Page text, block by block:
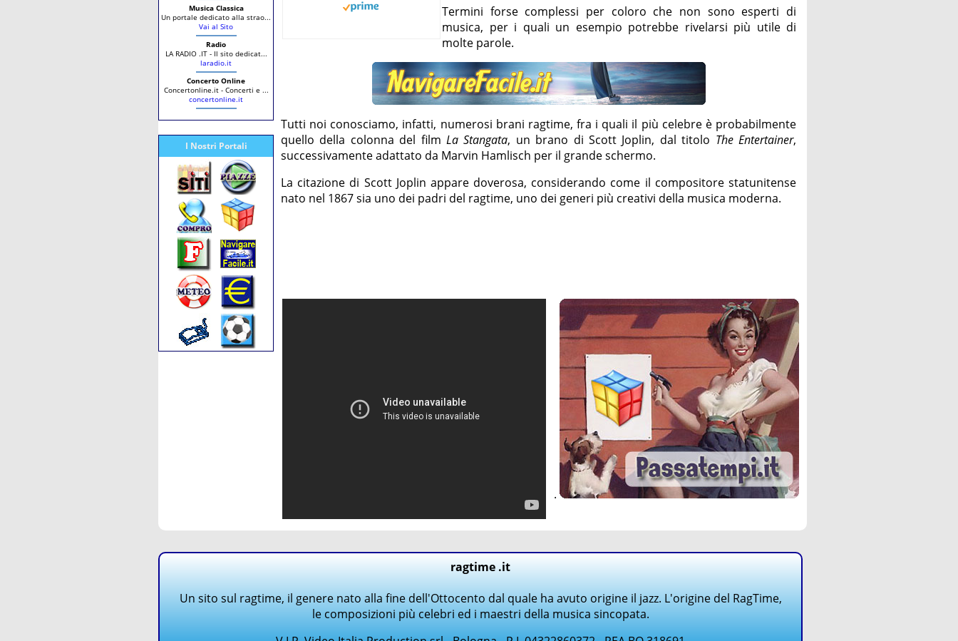
Musica Classica
Un portale dedicato alla strao...
Vai al Sito
Radio
LA RADIO .IT - Il sito dedicat...
laradio.it
Concerto Online
Concertonline.it - Concerti e ...
concertonline.it
I Nostri Portali
Termini forse complessi per coloro che non sono esperti di
musica, per i quali un esempio potrebbe rivelarsi più utile di
molte parole.
Tutti noi conosciamo, infatti, numerosi brani ragtime, fra i quali il più celebre è probabilmente
quello della colonna del film La Stangata, un brano di Scott Joplin, dal titolo The Entertainer,
successivamente adattato da Marvin Hamlisch per il grande schermo.
La citazione di Scott Joplin appare doverosa, considerando come il compositore statunitense
nato nel 1867 sia uno dei padri del ragtime, uno dei generi più creativi della musica moderna.
.
ragtime .it
Un sito sul ragtime, il genere nato alla fine dell'Ottocento dal quale ha avuto origine il jazz. L'origine del RagTime,
le composizioni più celebri ed i maestri della musica sincopata.